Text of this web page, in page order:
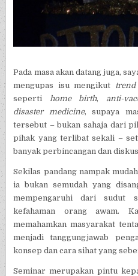
Pada masa akan datang juga,
mengupas isu mengikut trend
seperti home birth, anti-
disaster medicine, supaya
tersebut – bukan sahaja dari
pihak yang terlibat sekali –
banyak perbincangan dan
Sekilas pandang nampak
ia bukan semudah yang
mempengaruhi dari sudut
kefahaman orang awam.
memahamkan masyarakat
menjadi tanggungjawab
konsep dan cara sihat yang
Seminar merupakan pintu